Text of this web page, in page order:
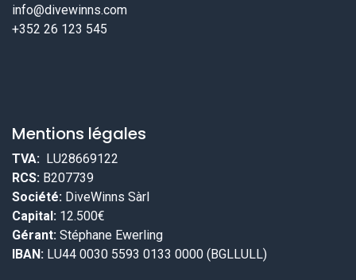
info@divewinns.com
+352 26 123 545
Mentions légales
TVA: LU28669122
RCS: B207739
Société: DiveWinns Sàrl
Capital: 12.500€
Gérant: Stéphane Ewerling
IBAN: LU44 0030 5593 0133 0000 (BGLLULL)